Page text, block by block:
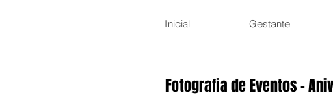
Inicial Gestante
Fotografia de Eventos -